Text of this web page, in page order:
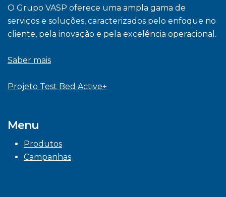
O Grupo VASP oferece uma ampla gama de
serviços e soluções, caracterizados pelo enfoque no
cliente, pela inovação e pela excelência operacional.
Saber mais
Projeto Test Bed Active+
Menu
Produtos
Campanhas